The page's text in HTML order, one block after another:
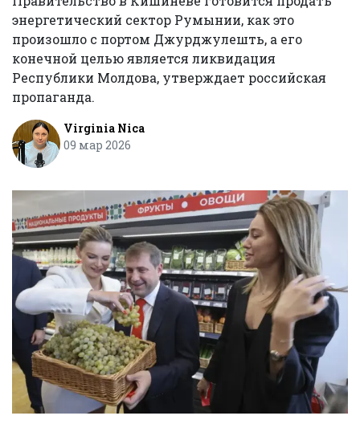
энергетический сектор Румынии, как это
произошло с портом Джурджулешть, а его
конечной целью является ликвидация
Республики Молдова, утверждает российская
пропаганда.
Virginia Nica
09 мар 2026